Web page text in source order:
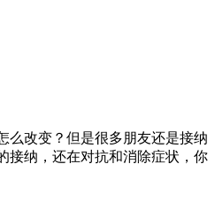
么改变？但是很多朋友还是接纳
接纳，还在对抗和消除症状，你